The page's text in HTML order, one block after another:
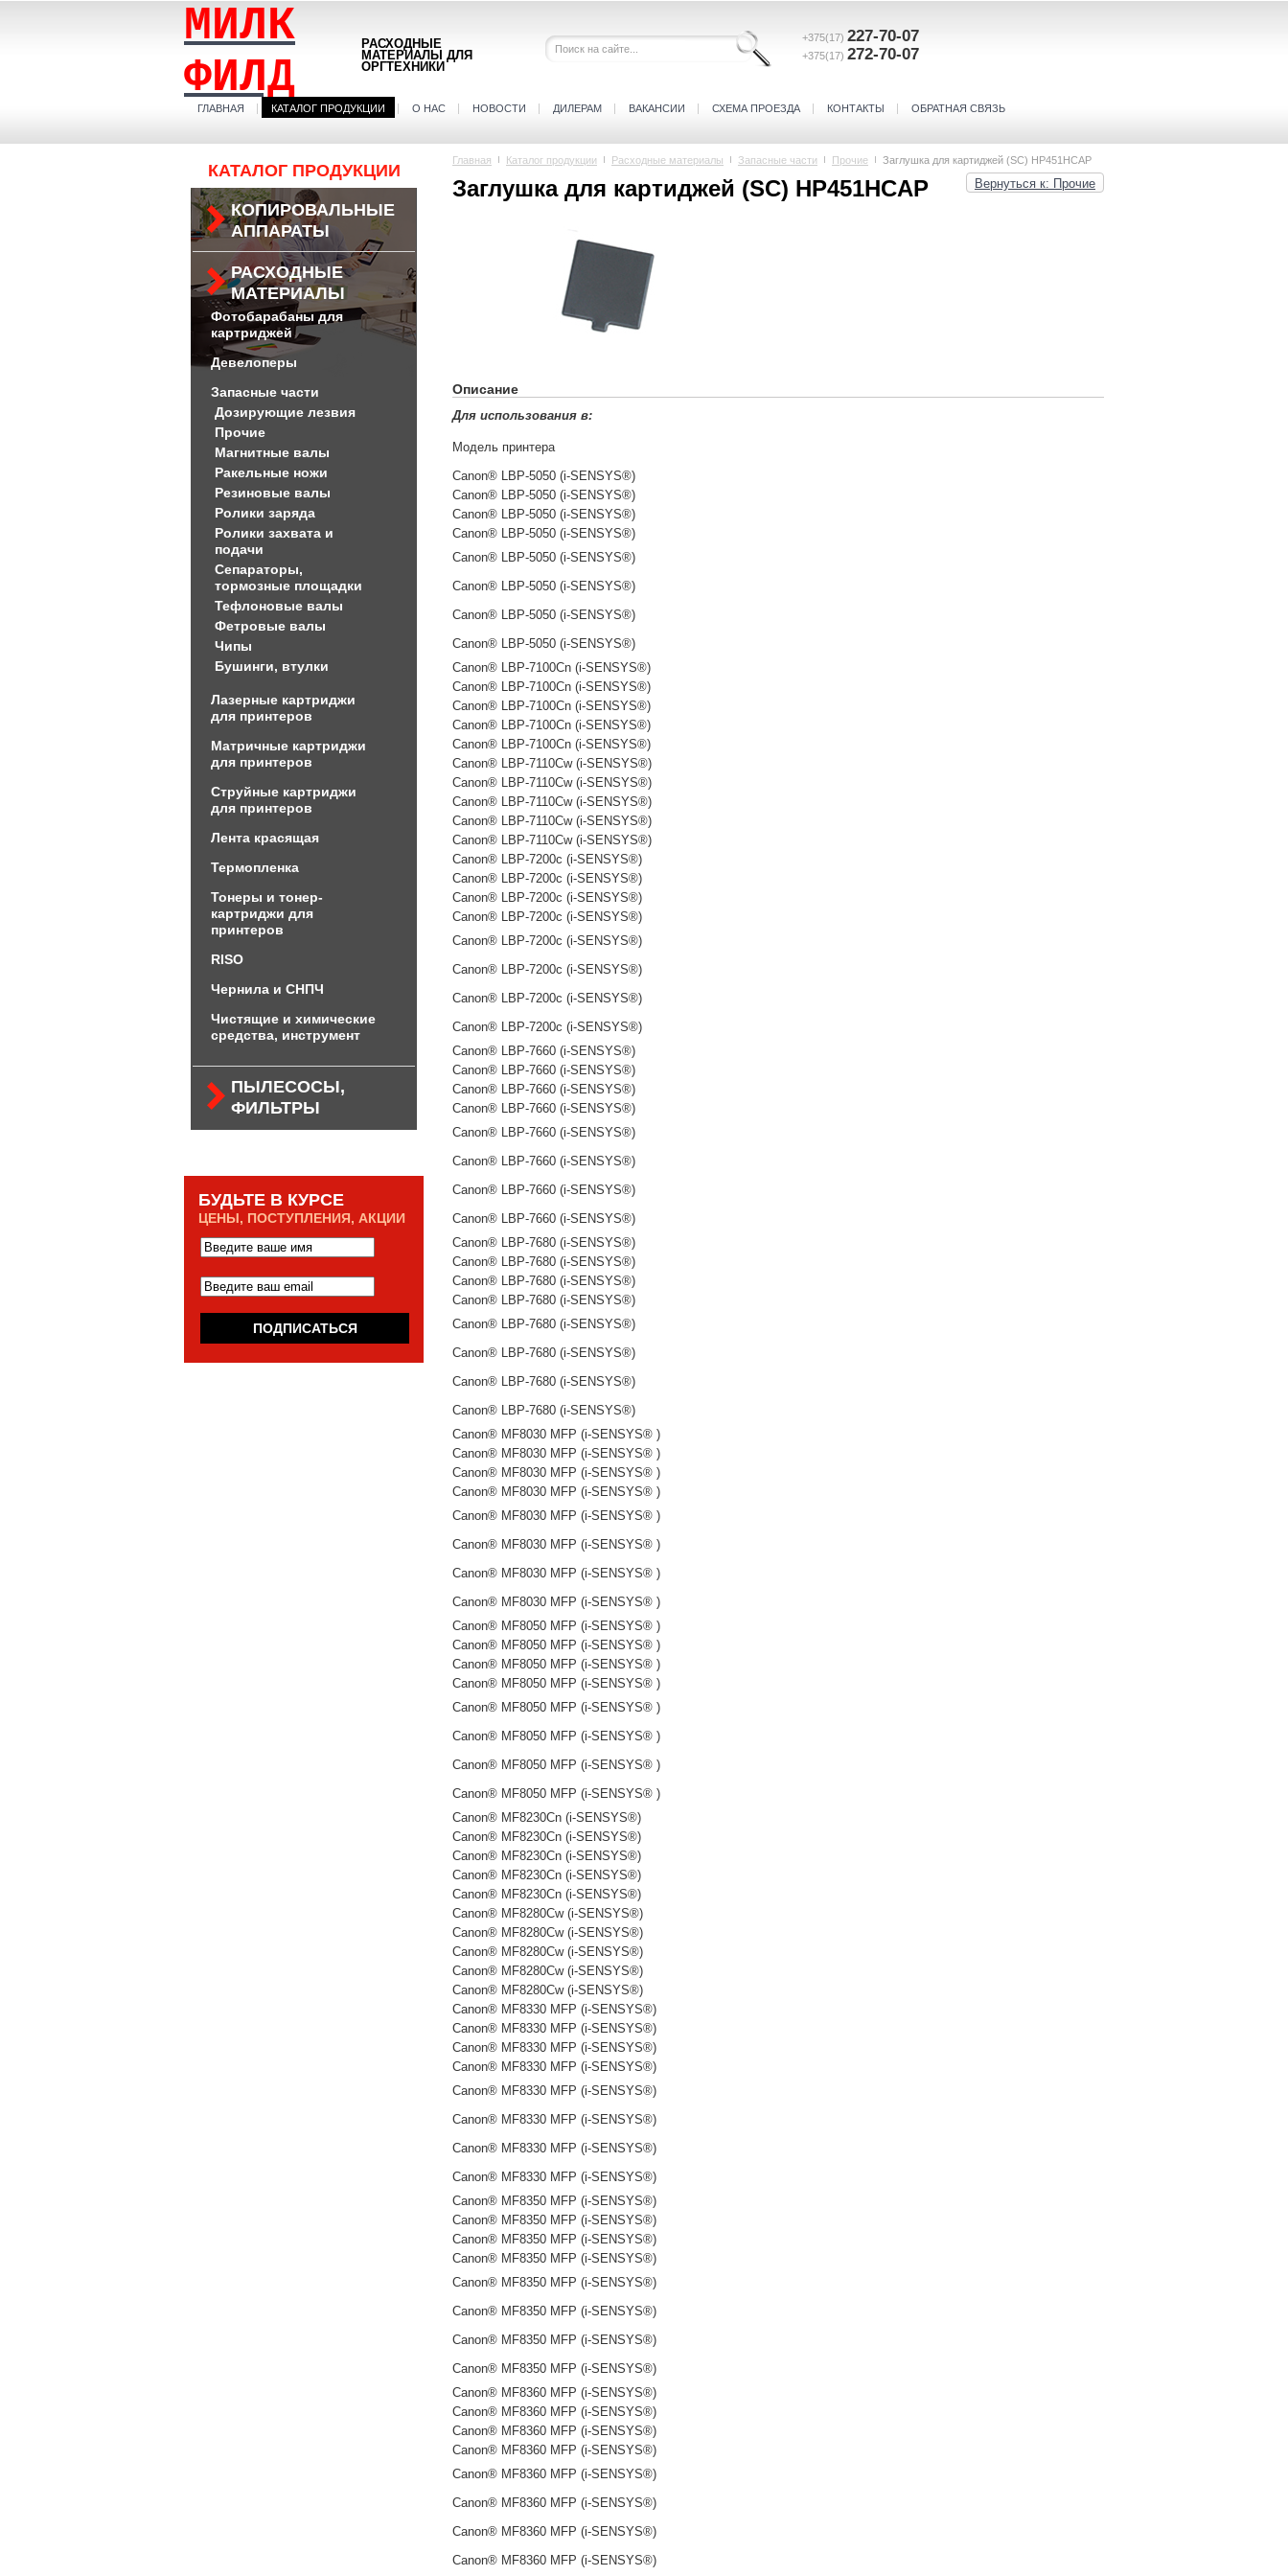
МИЛК
ФИЛД
РАСХОДНЫЕ
МАТЕРИАЛЫ ДЛЯ
ОРГТЕХНИКИ
+375(17) 227-70-07
+375(17) 272-70-07
ГЛАВНАЯ КАТАЛОГ ПРОДУКЦИИ О НАС НОВОСТИ ДИЛЕРАМ ВАКАНСИИ СХЕМА ПРОЕЗДА КОНТАКТЫ ОБРАТНАЯ СВЯЗЬ
КАТАЛОГ ПРОДУКЦИИ
КОПИРОВАЛЬНЫЕ
АППАРАТЫ
РАСХОДНЫЕ
МАТЕРИАЛЫ
Фотобарабаны для
картриджей
Девелоперы
Запасные части
Дозирующие лезвия
Прочие
Магнитные валы
Ракельные ножи
Резиновые валы
Ролики заряда
Ролики захвата и
подачи
Сепараторы,
тормозные площадки
Тефлоновые валы
Фетровые валы
Чипы
Бушинги, втулки
Лазерные картриджи
для принтеров
Матричные картриджи
для принтеров
Струйные картриджи
для принтеров
Лента красящая
Термопленка
Тонеры и тонер-
картриджи для
принтеров
RISO
Чернила и СНПЧ
Чистящие и химические
средства, инструмент
ПЫЛЕСОСЫ,
ФИЛЬТРЫ
БУДЬТЕ В КУРСЕ
ЦЕНЫ, ПОСТУПЛЕНИЯ, АКЦИИ
Главная Каталог продукции Расходные материалы Запасные части Прочие Заглушка для картиджей (SC) HP451HCAP
Вернуться к: Прочие
Заглушка для картиджей (SC) HP451HCAP
Описание
Для использования в:
Модель принтера
Canon® LBP-5050 (i-SENSYS®)
Canon® LBP-5050 (i-SENSYS®)
Canon® LBP-5050 (i-SENSYS®)
Canon® LBP-5050 (i-SENSYS®)
Canon® LBP-5050 (i-SENSYS®)
Canon® LBP-5050 (i-SENSYS®)
Canon® LBP-5050 (i-SENSYS®)
Canon® LBP-5050 (i-SENSYS®)
Canon® LBP-7100Cn (i-SENSYS®)
Canon® LBP-7100Cn (i-SENSYS®)
Canon® LBP-7100Cn (i-SENSYS®)
Canon® LBP-7100Cn (i-SENSYS®)
Canon® LBP-7100Cn (i-SENSYS®)
Canon® LBP-7110Cw (i-SENSYS®)
Canon® LBP-7110Cw (i-SENSYS®)
Canon® LBP-7110Cw (i-SENSYS®)
Canon® LBP-7110Cw (i-SENSYS®)
Canon® LBP-7110Cw (i-SENSYS®)
Canon® LBP-7200c (i-SENSYS®)
Canon® LBP-7200c (i-SENSYS®)
Canon® LBP-7200c (i-SENSYS®)
Canon® LBP-7200c (i-SENSYS®)
Canon® LBP-7200c (i-SENSYS®)
Canon® LBP-7200c (i-SENSYS®)
Canon® LBP-7200c (i-SENSYS®)
Canon® LBP-7200c (i-SENSYS®)
Canon® LBP-7660 (i-SENSYS®)
Canon® LBP-7660 (i-SENSYS®)
Canon® LBP-7660 (i-SENSYS®)
Canon® LBP-7660 (i-SENSYS®)
Canon® LBP-7660 (i-SENSYS®)
Canon® LBP-7660 (i-SENSYS®)
Canon® LBP-7660 (i-SENSYS®)
Canon® LBP-7660 (i-SENSYS®)
Canon® LBP-7680 (i-SENSYS®)
Canon® LBP-7680 (i-SENSYS®)
Canon® LBP-7680 (i-SENSYS®)
Canon® LBP-7680 (i-SENSYS®)
Canon® LBP-7680 (i-SENSYS®)
Canon® LBP-7680 (i-SENSYS®)
Canon® LBP-7680 (i-SENSYS®)
Canon® LBP-7680 (i-SENSYS®)
Canon® MF8030 MFP (i-SENSYS® )
Canon® MF8030 MFP (i-SENSYS® )
Canon® MF8030 MFP (i-SENSYS® )
Canon® MF8030 MFP (i-SENSYS® )
Canon® MF8030 MFP (i-SENSYS® )
Canon® MF8030 MFP (i-SENSYS® )
Canon® MF8030 MFP (i-SENSYS® )
Canon® MF8030 MFP (i-SENSYS® )
Canon® MF8050 MFP (i-SENSYS® )
Canon® MF8050 MFP (i-SENSYS® )
Canon® MF8050 MFP (i-SENSYS® )
Canon® MF8050 MFP (i-SENSYS® )
Canon® MF8050 MFP (i-SENSYS® )
Canon® MF8050 MFP (i-SENSYS® )
Canon® MF8050 MFP (i-SENSYS® )
Canon® MF8050 MFP (i-SENSYS® )
Canon® MF8230Cn (i-SENSYS®)
Canon® MF8230Cn (i-SENSYS®)
Canon® MF8230Cn (i-SENSYS®)
Canon® MF8230Cn (i-SENSYS®)
Canon® MF8230Cn (i-SENSYS®)
Canon® MF8280Cw (i-SENSYS®)
Canon® MF8280Cw (i-SENSYS®)
Canon® MF8280Cw (i-SENSYS®)
Canon® MF8280Cw (i-SENSYS®)
Canon® MF8280Cw (i-SENSYS®)
Canon® MF8330 MFP (i-SENSYS®)
Canon® MF8330 MFP (i-SENSYS®)
Canon® MF8330 MFP (i-SENSYS®)
Canon® MF8330 MFP (i-SENSYS®)
Canon® MF8330 MFP (i-SENSYS®)
Canon® MF8330 MFP (i-SENSYS®)
Canon® MF8330 MFP (i-SENSYS®)
Canon® MF8330 MFP (i-SENSYS®)
Canon® MF8350 MFP (i-SENSYS®)
Canon® MF8350 MFP (i-SENSYS®)
Canon® MF8350 MFP (i-SENSYS®)
Canon® MF8350 MFP (i-SENSYS®)
Canon® MF8350 MFP (i-SENSYS®)
Canon® MF8350 MFP (i-SENSYS®)
Canon® MF8350 MFP (i-SENSYS®)
Canon® MF8350 MFP (i-SENSYS®)
Canon® MF8360 MFP (i-SENSYS®)
Canon® MF8360 MFP (i-SENSYS®)
Canon® MF8360 MFP (i-SENSYS®)
Canon® MF8360 MFP (i-SENSYS®)
Canon® MF8360 MFP (i-SENSYS®)
Canon® MF8360 MFP (i-SENSYS®)
Canon® MF8360 MFP (i-SENSYS®)
Canon® MF8360 MFP (i-SENSYS®)